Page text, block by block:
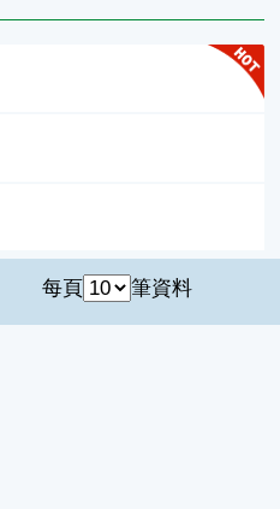
每頁 筆資料